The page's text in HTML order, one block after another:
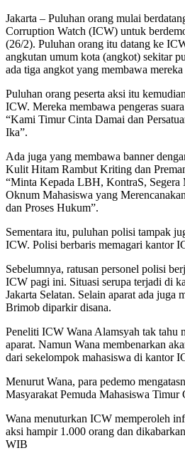
Jakarta – Puluhan orang mulai
Corruption Watch (ICW) untuk
(26/2). Puluhan orang itu datang ke
angkutan umum kota (angkot) sekitar
ada tiga angkot yang membawa
Puluhan orang peserta aksi itu
ICW. Mereka membawa pengeras
“Kami Timur Cinta Damai dan
Ika”.
Ada juga yang membawa banner
Kulit Hitam Rambut Kriting dan
“Minta Kepada LBH, KontraS, Segera
Oknum Mahasiswa yang
dan Proses Hukum”.
Sementara itu, puluhan polisi tampak
ICW. Polisi berbaris memagari kantor
Sebelumnya, ratusan personel polisi
ICW pagi ini. Situasi serupa terjadi di
Jakarta Selatan. Selain aparat ada juga
Brimob diparkir disana.
Peneliti ICW Wana Alamsyah tak tahu
aparat. Namun Wana membenarkan
dari sekelompok mahasiswa di kantor
Menurut Wana, para pedemo
Masyarakat Pemuda Mahasiswa
Wana menuturkan ICW memperoleh
aksi hampir 1.000 orang dan
WIB